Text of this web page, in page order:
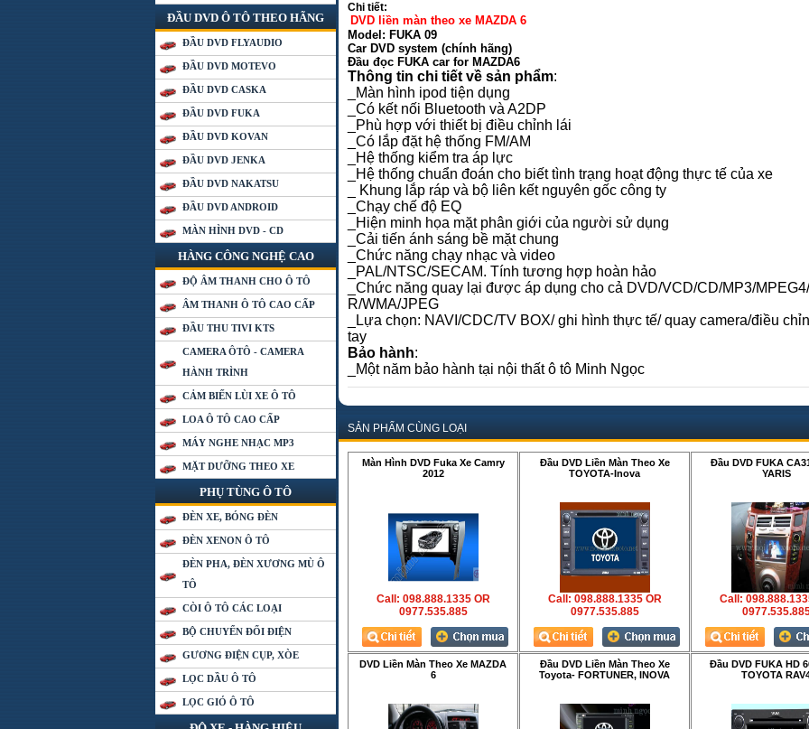
ĐẦU DVD Ô TÔ THEO HÃNG
ĐẦU DVD FLYAUDIO
ĐẦU DVD MOTEVO
ĐẦU DVD CASKA
ĐẦU DVD FUKA
ĐẦU DVD KOVAN
ĐẦU DVD JENKA
ĐẦU DVD NAKATSU
ĐẦU DVD ANDROID
MÀN HÌNH DVD - CD
HÀNG CÔNG NGHỆ CAO
ĐỘ ÂM THANH CHO Ô TÔ
ÂM THANH Ô TÔ CAO CẤP
ĐẦU THU TIVI KTS
CAMERA ÔTÔ - CAMERA
HÀNH TRÌNH
CẢM BIẾN LÙI XE Ô TÔ
LOA Ô TÔ CAO CẤP
MÁY NGHE NHẠC MP3
MẶT DƯỠNG THEO XE
PHỤ TÙNG Ô TÔ
ĐÈN XE, BÓNG ĐÈN
ĐÈN XENON Ô TÔ
ĐÈN PHA, ĐÈN XƯƠNG MÙ Ô
TÔ
CÒI Ô TÔ CÁC LOẠI
BỘ CHUYỂN ĐỔI ĐIỆN
GƯƠNG ĐIỆN CỤP, XÒE
LỌC DẦU Ô TÔ
LỌC GIÓ Ô TÔ
Chi tiết:
DVD liền màn theo xe MAZDA 6
Model: FUKA 09
Car DVD system (chính hãng)
Đầu đọc FUKA car for MAZDA6
Thông tin chi tiết về sản phẩm:
_Màn hình ipod tiện dụng
_Có kết nối Bluetooth và A2DP
_Phù hợp với thiết bị điều chỉnh lái
_Có lắp đặt hệ thống FM/AM
_Hệ thống kiểm tra áp lực
_Hệ thống chuẩn đoán cho biết tình trạng hoạt động thực tế của xe
_ Khung lắp ráp và bộ liên kết nguyên gốc công ty
_Chạy chế độ EQ
_Hiện minh họa mặt phân giới của người sử dụng
_Cải tiến ánh sáng bề mặt chung
_Chức năng chạy nhạc và video
_PAL/NTSC/SECAM. Tính tương hợp hoàn hảo
_Chức năng quay lại được áp dụng cho cả DVD/VCD/CD/MP3/
R/WMA/JPEG
_Lựa chọn: NAVI/CDC/TV BOX/ ghi hình thực tế/ quay camera/điều
tay
Bảo hành:
_Một năm bảo hành tại nội thất ô tô Minh Ngọc
SẢN PHẨM CÙNG LOẠI
Màn Hình DVD Fuka Xe Camry
2012
Call: 098.888.1335 OR
0977.535.885
Đầu DVD Liền Màn Theo Xe
TOYOTA-Inova
Call: 098.888.1335 OR
0977.535.885
Đầu DVD FUKA
YARIS
Call:
DVD Liền Màn Theo Xe MAZDA
6
Đầu DVD Liền Màn Theo Xe
Toyota- FORTUNER, INOVA
Đầu DVD FUKA HD
TOYOTA